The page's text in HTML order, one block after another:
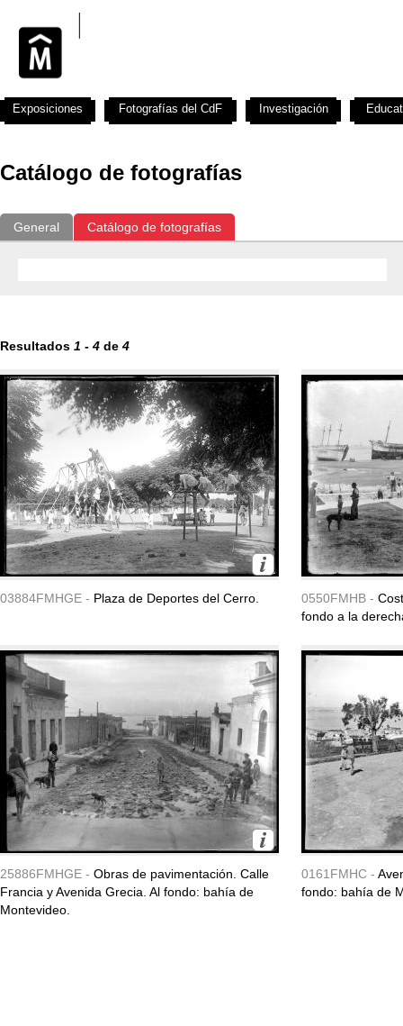
Catálogo de fotografías
General Catálogo de fotografías
Resultados 1 - 4 de 4
03884FMHGE - Plaza de Deportes del Cerro. 0550FMHB -
fondo a la
25886FMHGE - Obras de pavimentación. Calle
Francia y Avenida Grecia. Al fondo: bahía de
Montevideo.
0161FMHC -
fondo: bahía de
Exposiciones Fotografías del CdF Investigación